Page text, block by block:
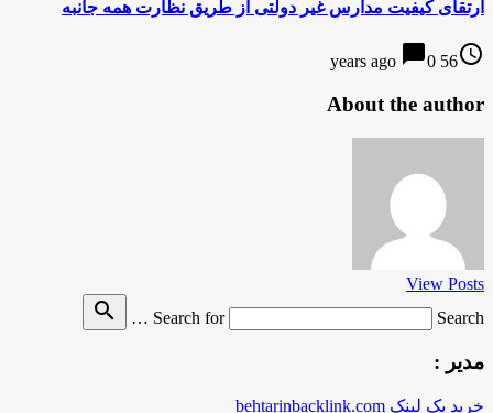
ارتقای کیفیت مدارس غیر دولتی از طریق نظارت همه جانبه
access_time
56 years ago
chat_bubble0
About the author
View Posts
Search for
Search …
search
مدیر :
خرید بک لینک behtarinbacklink.com